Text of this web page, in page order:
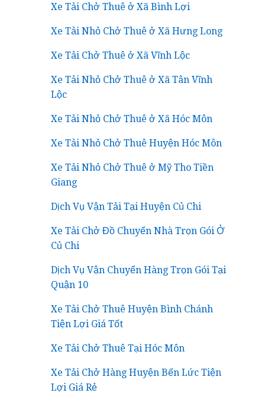
Xe Tải Chở Thuê ở Xã Bình Lợi
Xe Tải Nhỏ Chở Thuê ở Xã Hưng Long
Xe Tải Chở Thuê ở Xã Vĩnh Lộc
Xe Tải Nhỏ Chở Thuê ở Xã Tân Vĩnh
Lộc
Xe Tải Nhỏ Chở Thuê ở Xã Hóc Môn
Xe Tải Nhỏ Chở Thuê Huyện Hóc Môn
Xe Tải Nhỏ Chở Thuê ở Mỹ Tho Tiền
Giang
Dịch Vụ Vận Tải Tại Huyện Củ Chi
Xe Tải Chở Đồ Chuyển Nhà Trọn Gói Ở
Củ Chi
Dịch Vụ Vận Chuyển Hàng Trọn Gói Tại
Quận 10
Xe Tải Chở Thuê Huyện Bình Chánh
Tiện Lợi Giá Tốt
Xe Tải Chở Thuê Tại Hóc Môn
Xe Tải Chở Hàng Huyện Bến Lức Tiện
Lợi Giá Rẻ